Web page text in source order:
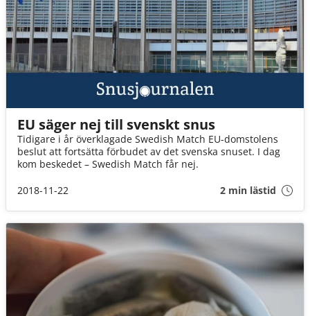
EU säger nej till svenskt snus
Tidigare i år överklagade Swedish Match EU-domstolens
beslut att fortsätta förbudet av det svenska snuset. I dag
kom beskedet – Swedish Match får nej.
2018-11-22
2 min lästid